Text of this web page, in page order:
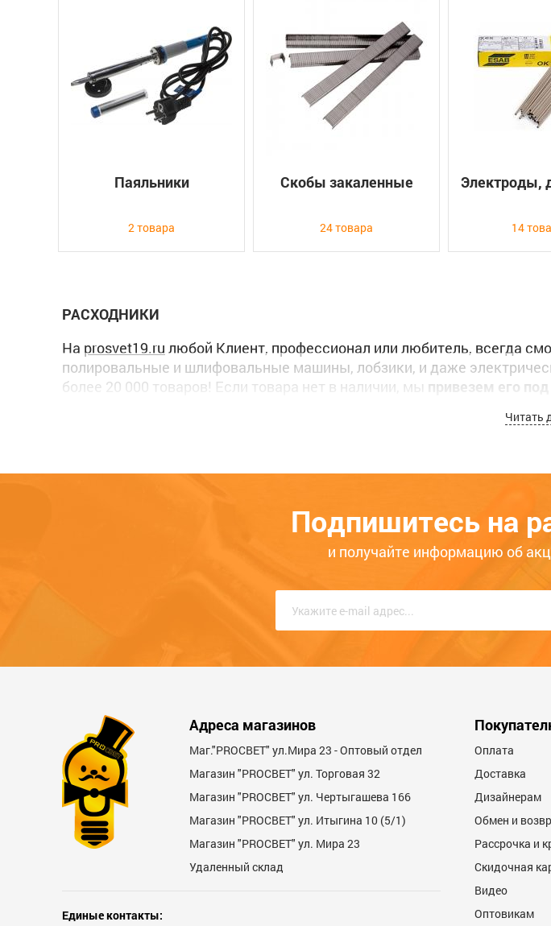
Паяльники
2 товара
Скобы закаленные
24 товара
Электроды,
14
РАСХОДНИКИ
На prosvet19.ru любой Клиент, профессионал или любитель, всегда
полировальные и шлифовальные машины, лобзики, и даже
более 20 000 товаров! Если товара нет в наличии, мы привезем его под
службу вечерней
Если Вам потребуется нашаконсультация, или вы хотите заказать
Читать
Подпишитесь на
и получайте информацию об
Адреса магазинов
Маг."PROСВЕТ" ул.Мира 23 - Оптовый отдел
Магазин "PROСВЕТ" ул. Торговая 32
Магазин "PROCBET" ул. Чертыгашева 166
Магазин "PROCBET" ул. Итыгина 10 (5/1)
Магазин "PROСВЕТ" ул. Мира 23
Удаленный склад
Единые контакты:
Оплата
Доставка
Дизайнерам
Обмен и
Рассрочка и
Скидочная
Видео
Оптовикам